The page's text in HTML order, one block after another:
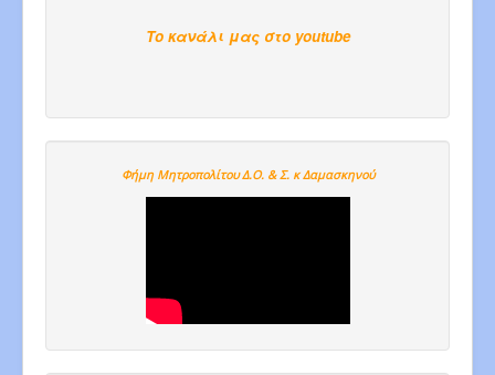
Το κανάλι μας στο youtube
Φήμη Μητροπολίτου Δ.Ο. & Σ. κ Δαμασκηνού